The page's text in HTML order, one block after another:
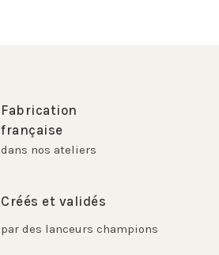
Fabrication
française
dans nos ateliers
Créés et validés
par des lanceurs champions